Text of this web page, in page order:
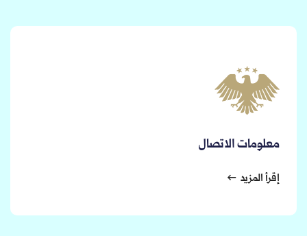
معلومات الاتصال
إقرأ المزيد